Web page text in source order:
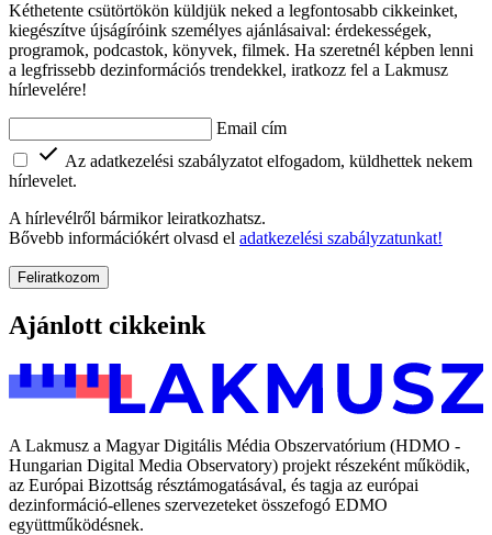
Kéthetente csütörtökön küldjük neked a legfontosabb cikkeinket,
kiegészítve újságíróink személyes ajánlásaival: érdekességek,
programok, podcastok, könyvek, filmek. Ha szeretnél képben lenni
a legfrissebb dezinformációs trendekkel, iratkozz fel a Lakmusz
hírlevelére!
Email cím
Az adatkezelési szabályzatot elfogadom, küldhettek nekem
hírlevelet.
A hírlevélről bármikor leiratkozhatsz.
Bővebb információkért olvasd el adatkezelési szabályzatunkat!
Feliratkozom
Ajánlott cikkeink
A Lakmusz a Magyar Digitális Média Obszervatórium (HDMO -
Hungarian Digital Media Observatory) projekt részeként működik,
az Európai Bizottság résztámogatásával, és tagja az európai
dezinformáció-ellenes szervezeteket összefogó EDMO
együttműködésnek.